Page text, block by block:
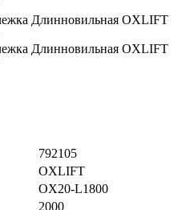
792105
OXLIFT
OX20-L1800
2000